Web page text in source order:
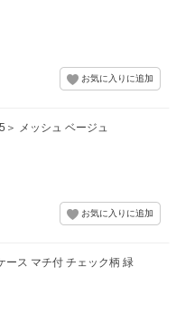
＞ メッシュ ベージュ
ース マチ付 チェック柄 緑